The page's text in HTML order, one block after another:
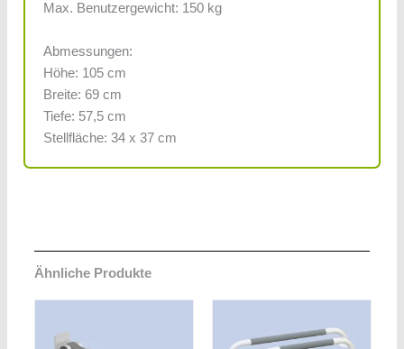
Max. Benutzergewicht: 150 kg
Abmessungen:
Höhe: 105 cm
Breite: 69 cm
Tiefe: 57,5 cm
Stellfläche: 34 x 37 cm
Ähnliche Produkte